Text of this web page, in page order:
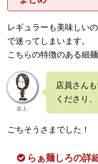
レギュラーも美味しい
で迷ってしまいます。
こちらの特徴のある細
坂上
店員さん
くださり
ごちそうさまでした！
らぁ麺しろの詳